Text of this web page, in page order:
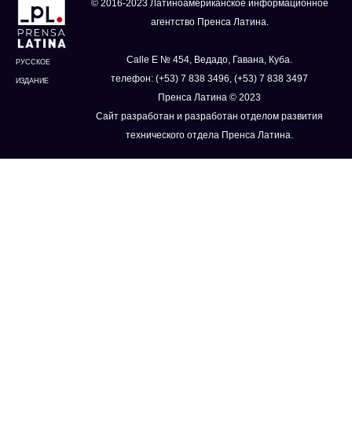
РУССКОЕ
ИЗДАНИЕ
© 2016-2023 Латиноамериканское информационное
агентство Пренса Латина.
Calle E № 454, Ведадо, Гавана, Куба.
телефон: (+53) 7 838 3496, (+53) 7 838 3497
Пренса Латина © 2023
Сайт разработан и разработан отделом развития
технического отдела Пренса Латина.